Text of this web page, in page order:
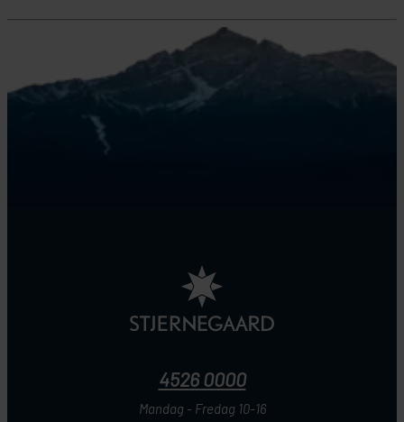
4526 0000
Mandag - Fredag 10-16